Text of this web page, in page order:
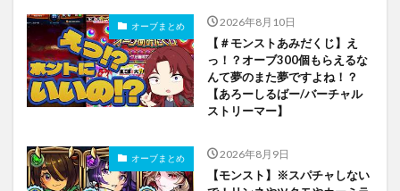
オーブまとめ 2026年8月10日
【＃モンストあみだくじ】え
っ！？オーブ300個もらえるな
んて夢のまた夢ですよね！？
【あろーしるばー/バーチャル
ストリーマー】
オーブまとめ 2026年8月9日
【モンスト】※スパチャしない